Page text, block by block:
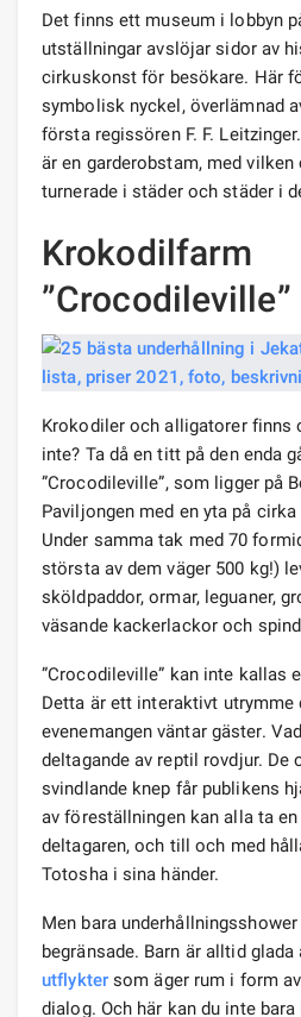
Det finns ett museum i lobbyn
utställningar avslöjar sidor av
cirkuskonst för besökare. Här
symbolisk nyckel, överlämnad
första regissören F. F.
är en garderobstam, med
turnerade i städer och städer i
Krokodilfarm
”Crocodileville”
Krokodiler och alligatorer finns
inte? Ta då en titt på den enda
”Crocodileville”, som ligger på
Paviljongen med en yta på
Under samma tak med 70
största av dem väger 500 kg!)
sköldpaddor, ormar, leguaner,
väsande kackerlackor och
”Crocodileville” kan inte kallas
Detta är ett interaktivt utrymme
evenemangen väntar gäster.
deltagande av reptil rovdjur. De
svindlande knep får publikens
av föreställningen kan alla ta
deltagaren, och till och med
Totosha i sina händer.
Men bara
begränsade. Barn är alltid
utflyktersom äger rum i form
dialog. Och här kan du inte